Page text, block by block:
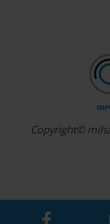
Copyright©